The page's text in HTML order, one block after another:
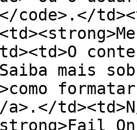
code>.</
mais
a>.</